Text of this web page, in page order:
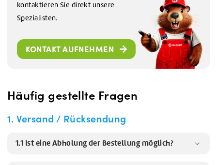
kontaktieren Sie direkt unsere
Spezialisten.
KONTAKT AUFNEHMEN
Häufig gestellte Fragen
1. Versand / Rücksendung
1.1 Ist eine Abholung der Bestellung möglich?